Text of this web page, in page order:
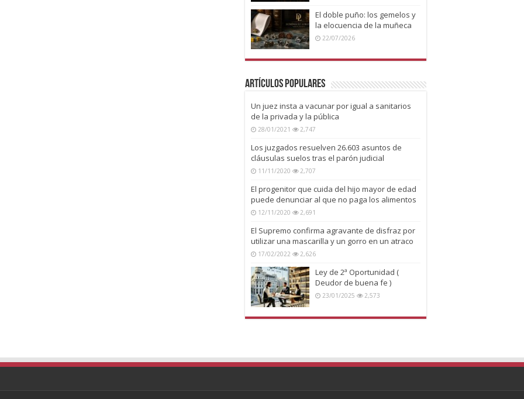
El doble puño: los gemelos y
la elocuencia de la muñeca
22/07/2026
Artículos Populares
Un juez insta a vacunar por igual a sanitarios
de la privada y la pública
28/01/2021 2,747
Los juzgados resuelven 26.603 asuntos de
cláusulas suelos tras el parón judicial
11/11/2020 2,707
El progenitor que cuida del hijo mayor de edad
puede denunciar al que no paga los alimentos
12/11/2020 2,691
El Supremo confirma agravante de disfraz por
utilizar una mascarilla y un gorro en un atraco
17/02/2022 2,626
Ley de 2ª Oportunidad (
Deudor de buena fe )
23/01/2025 2,573